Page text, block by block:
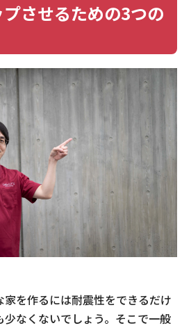
させるための3つの
を作るには耐震性をできるだけ
なくないでしょう。そこで一般